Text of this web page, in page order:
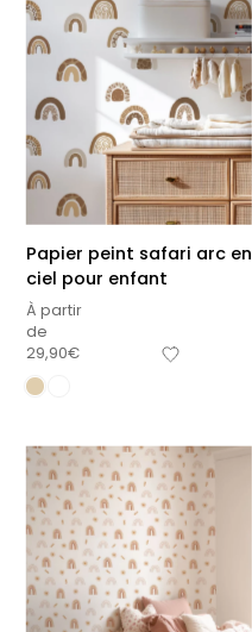
Papier peint safari arc en
ciel pour enfant
À partir
de
29,90€